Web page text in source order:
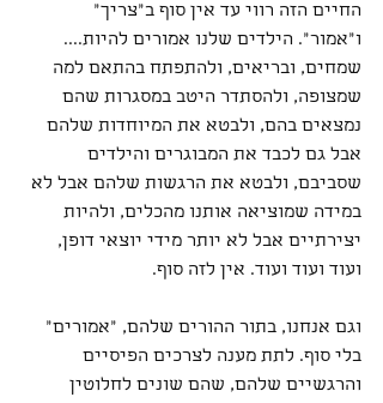
החיים הזה רווי עד אין סוף ב"צריך"
ו"אמור". הילדים שלנו אמורים להיות....
שמחים, ובריאים, ולהתפתח בהתאם למה
שמצופה, ולהסתדר היטב במסגרות שהם
נמצאים בהם, ולבטא את המיוחדות שלהם
אבל גם לכבד את המבוגרים והילדים
שסביבם, ולבטא את הרגשות שלהם אבל לא
במידה שמוציאה אותנו מהכלים, ולהיות
יצירתיים אבל לא יותר מידי יוצאי דופן,
ועוד ועוד ועוד. אין לזה סוף.
וגם אנחנו, בתור ההורים שלהם, "אמורים"
בלי סוף. לתת מענה לצרכים הפיסיים
והרגשיים שלהם, שהם שונים לחלוטין